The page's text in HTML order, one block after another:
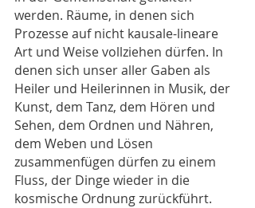
werden. Räume, in denen sich
Prozesse auf nicht kausale-lineare
Art und Weise vollziehen dürfen. In
denen sich unser aller Gaben als
Heiler und Heilerinnen in Musik, der
Kunst, dem Tanz, dem Hören und
Sehen, dem Ordnen und Nähren,
dem Weben und Lösen
zusammenfügen dürfen zu einem
Fluss, der Dinge wieder in die
kosmische Ordnung zurückführt.